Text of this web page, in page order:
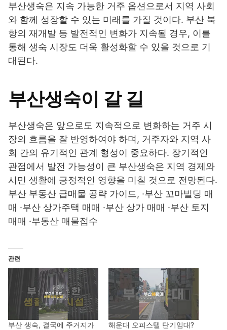
부산생숙은 지속 가능한 거주 옵션으로서 지역 사회
와 함께 성장할 수 있는 미래를 가질 것이다. 부산 북
항의 재개발 등 발전적인 변화가 지속될 경우, 이를
통해 생숙 시장도 더욱 활성화할 수 있을 것으로 기
대된다.
부산생숙이 갈 길
부산생숙은 앞으로도 지속적으로 변화하는 거주 시
장의 흐름을 잘 반영하여야 하며, 거주자와 지역 사
회 간의 유기적인 관계 형성이 중요하다. 장기적인
관점에서 발전 가능성이 큰 부산생숙은 지역 경제와
시민 생활에 긍정적인 영향을 미칠 것으로 전망된다.
부산 부동산 급매물 공략 가이드, ·부산 꼬마빌딩 매
매 ·부산 상가주택 매매 ·부산 상가 매매 ·부산 토지
매매 ·부동산 매물접수
관련
부산 생숙, 결국에 주거지가
해운대 오피스텔 단기임대?